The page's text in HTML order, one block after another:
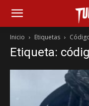
Inicio Etiquetas
Etiqueta: